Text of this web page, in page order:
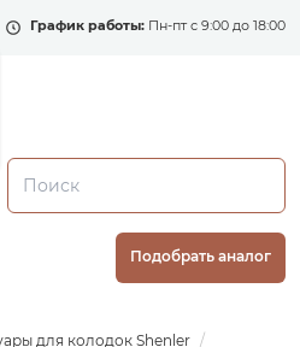
График работы: Пн-пт с 9:00 до 18:00
Подобрать аналог
для колодок Shenler